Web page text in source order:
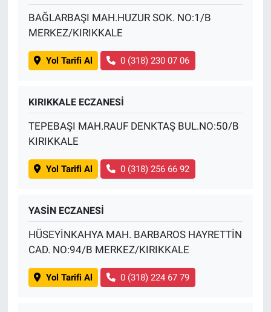
BAĞLARBAŞI MAH.HUZUR SOK. NO:1/B
MERKEZ/KIRIKKALE
Yol Tarifi Al 0 (318) 230 07 06
KIRIKKALE ECZANESİ
TEPEBAŞI MAH.RAUF DENKTAŞ BUL.NO:50/B
KIRIKKALE
Yol Tarifi Al 0 (318) 256 66 92
YASİN ECZANESİ
HÜSEYİNKAHYA MAH. BARBAROS HAYRETTİN
CAD. NO:94/B MERKEZ/KIRIKKALE
Yol Tarifi Al 0 (318) 224 67 79